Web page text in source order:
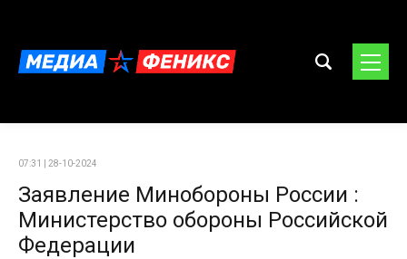
07:31 | 28-10-2024
Заявление Минобороны России :
Министерство обороны Российской
Федерации